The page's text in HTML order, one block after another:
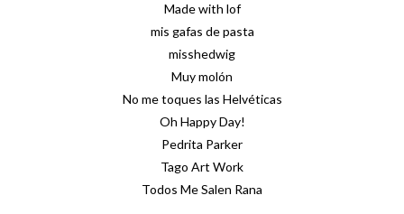
Made with lof
mis gafas de pasta
misshedwig
Muy molón
No me toques las Helvéticas
Oh Happy Day!
Pedrita Parker
Tago Art Work
Todos Me Salen Rana